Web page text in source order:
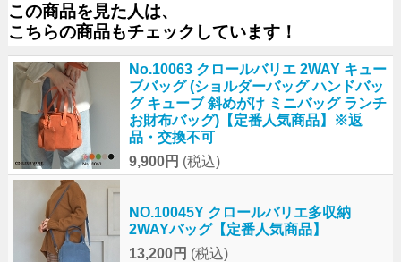
この商品を見た人は、
こちらの商品もチェックしています！
No.10063 クロールバリエ 2WAY キュー
ブバッグ (ショルダーバッグ ハンドバッ
グ キューブ 斜めがけ ミニバッグ ランチ
お財布バッグ)【定番人気商品】※返
品・交換不可
9,900円 (税込)
NO.10045Y クロールバリエ多収納
2WAYバッグ【定番人気商品】
13,200円 (税込)